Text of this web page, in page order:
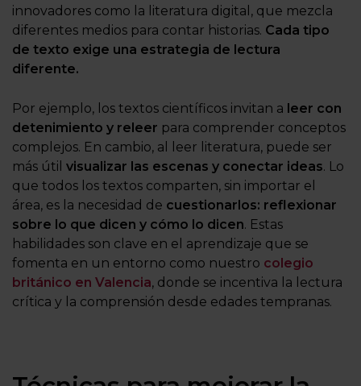
innovadores como la literatura digital, que mezcla
diferentes medios para contar historias. Cada tipo
de texto exige una estrategia de lectura
diferente.
Por ejemplo, los textos científicos invitan a leer con
detenimiento y releer para comprender conceptos
complejos. En cambio, al leer literatura, puede ser
más útil visualizar las escenas y conectar ideas. Lo
que todos los textos comparten, sin importar el
área, es la necesidad de cuestionarlos: reflexionar
sobre lo que dicen y cómo lo dicen. Estas
habilidades son clave en el aprendizaje que se
fomenta en un entorno como nuestro colegio
británico en Valencia, donde se incentiva la lectura
crítica y la comprensión desde edades tempranas.